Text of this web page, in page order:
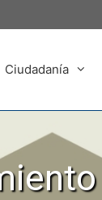
Ciudadanía